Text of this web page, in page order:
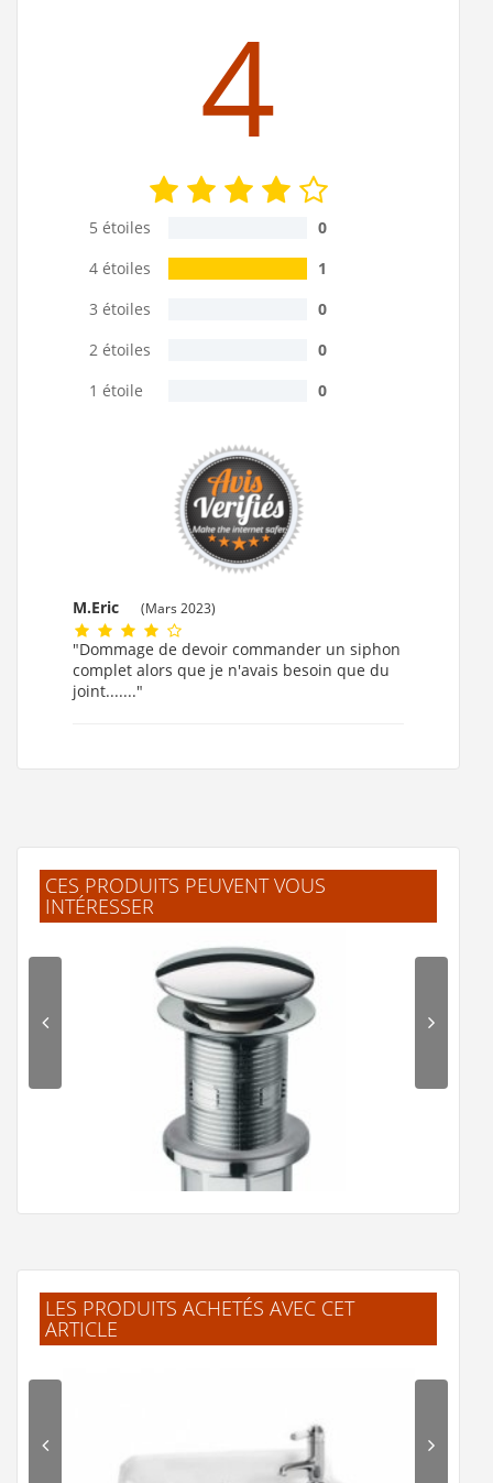
4
5 étoiles
0
4 étoiles
1
3 étoiles
0
2 étoiles
0
1 étoile
0
M.Eric (Mars 2023)
"Dommage de devoir commander un siphon
complet alors que je n'avais besoin que du
joint......."
CES PRODUITS PEUVENT VOUS
INTÉRESSER
Bonde Up-Down Universelle Chromé Ondyna -
WA33451*
Voir le produit
LES PRODUITS ACHETÉS AVEC CET
ARTICLE